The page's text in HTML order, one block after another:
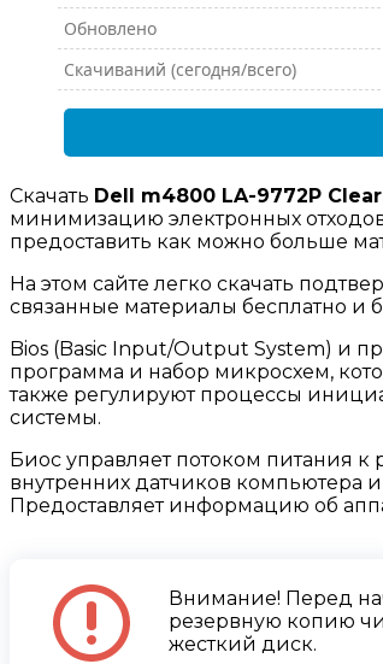
Обновлено
Скачиваний (сегодня/всего)
Скачать Dell m4800 LA-9772P
минимизацию электронных
предоставить как можно больше
На этом сайте легко скачать
связанные материалы бесплатно и
Bios (Basic Input/Output System) и
программа и набор микросхем,
также регулируют процессы
системы.
Биос управляет потоком питания
внутренних датчиков компьютера
Предоставляет информацию об
Внимание! Перед
резервную копию
жесткий диск.